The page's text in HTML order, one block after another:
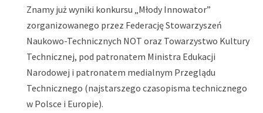
Znamy już wyniki konkursu „Młody Innowator”
zorganizowanego przez Federację Stowarzyszeń
Naukowo-Technicznych NOT oraz Towarzystwo Kultury
Technicznej, pod patronatem Ministra Edukacji
Narodowej i patronatem medialnym Przeglądu
Technicznego (najstarszego czasopisma technicznego
w Polsce i Europie).